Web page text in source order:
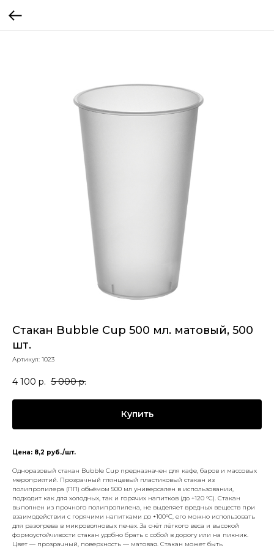
Стакан Bubble Cup 500 мл. матовый, 500
шт.
Артикул: 1023
4 100 р. 5 000 р.
Купить
Цена: 8,2 руб./шт.
Одноразовый стакан Bubble Cup предназначен для кафе, баров и массовых
мероприятий. Прозрачный глянцевый пластиковый стакан из
полипропилера (ПП) объёмом 500 мл универсален в использовании,
подходит как для холодных, так и горячих напитков (до +120 °C). Стакан
выполнен из прочного полипропилена, не выделяет вредных веществ при
взаимодействии с горячими напитками до +100°С, его можно использовать
для разогрева в микроволновых печах. За счёт лёгкого веса и высокой
формоустойчивости стакан удобно брать с собой в дорогу или на пикник.
Цвет — прозрачный, поверхность — матовая. Стакан может быть